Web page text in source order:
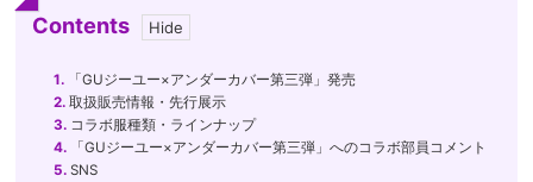
Contents
1. 「GUジーユー×アンダーカバー第三弾」発売
2. 取扱販売情報・先行展示
3. コラボ服種類・ラインナップ
4. 「GUジーユー×アンダーカバー第三弾」へのコラボ部員コメント
5. SNS